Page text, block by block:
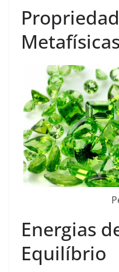
Energias
Equilíbrio